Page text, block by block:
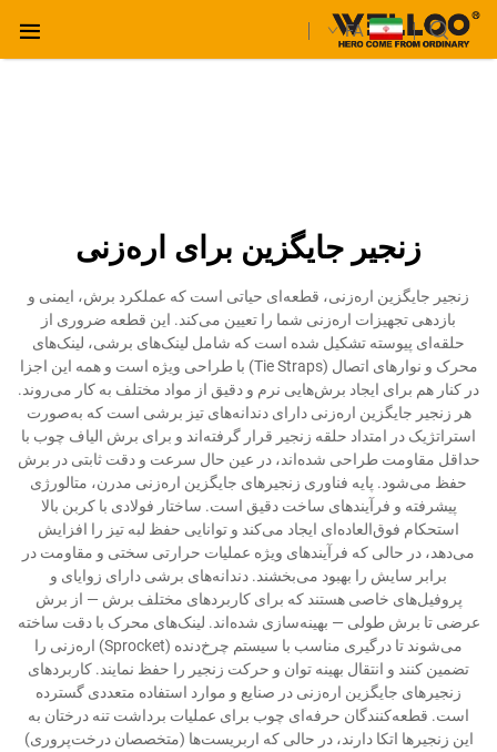
FA
زنجیر جایگزین برای اره‌زنی
زنجیر جایگزین اره‌زنی، قطعه‌ای حیاتی است که عملکرد برش، ایمنی و
بازدهی تجهیزات اره‌زنی شما را تعیین می‌کند. این قطعه ضروری از
حلقه‌ای پیوسته تشکیل شده است که شامل لینک‌های برشی، لینک‌های
محرک و نوارهای اتصال (Tie Straps) با طراحی ویژه است و همه این اجزا
در کنار هم برای ایجاد برش‌هایی نرم و دقیق از مواد مختلف به کار می‌روند.
هر زنجیر جایگزین اره‌زنی دارای دندانه‌های تیز برشی است که به‌صورت
استراتژیک در امتداد حلقه زنجیر قرار گرفته‌اند و برای برش الیاف چوب با
حداقل مقاومت طراحی شده‌اند، در عین حال سرعت و دقت ثابتی در برش
حفظ می‌شود. پایه فناوری زنجیرهای جایگزین اره‌زنی مدرن، متالورژی
پیشرفته و فرآیندهای ساخت دقیق است. ساختار فولادی با کربن بالا
استحکام فوق‌العاده‌ای ایجاد می‌کند و توانایی حفظ لبه تیز را افزایش
می‌دهد، در حالی که فرآیندهای ویژه عملیات حرارتی سختی و مقاومت در
برابر سایش را بهبود می‌بخشند. دندانه‌های برشی دارای زوایای و
پروفیل‌های خاصی هستند که برای کاربردهای مختلف برش — از برش
عرضی تا برش طولی — بهینه‌سازی شده‌اند. لینک‌های محرک با دقت ساخته
می‌شوند تا درگیری مناسب با سیستم چرخ‌دنده (Sprocket) اره‌زنی را
تضمین کنند و انتقال بهینه توان و حرکت زنجیر را حفظ نمایند. کاربردهای
زنجیرهای جایگزین اره‌زنی در صنایع و موارد استفاده متعددی گسترده
است. قطعه‌کنندگان حرفه‌ای چوب برای عملیات برداشت تنه درختان به
این زنجیرها اتکا دارند، در حالی که اربریست‌ها (متخصصان درخت‌پروری)